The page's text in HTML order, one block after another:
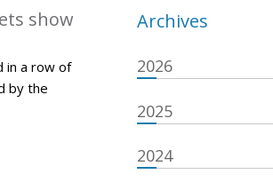
show
in a row of
by the
Archives
2026
2025
2024